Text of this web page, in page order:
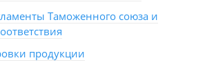
Таможенного союза и
продукции